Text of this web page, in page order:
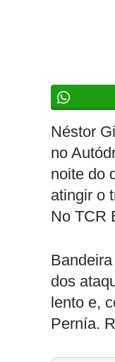
Néstor
no
noite do
atingir o
No TCR
dos
lento e,
Pernía.